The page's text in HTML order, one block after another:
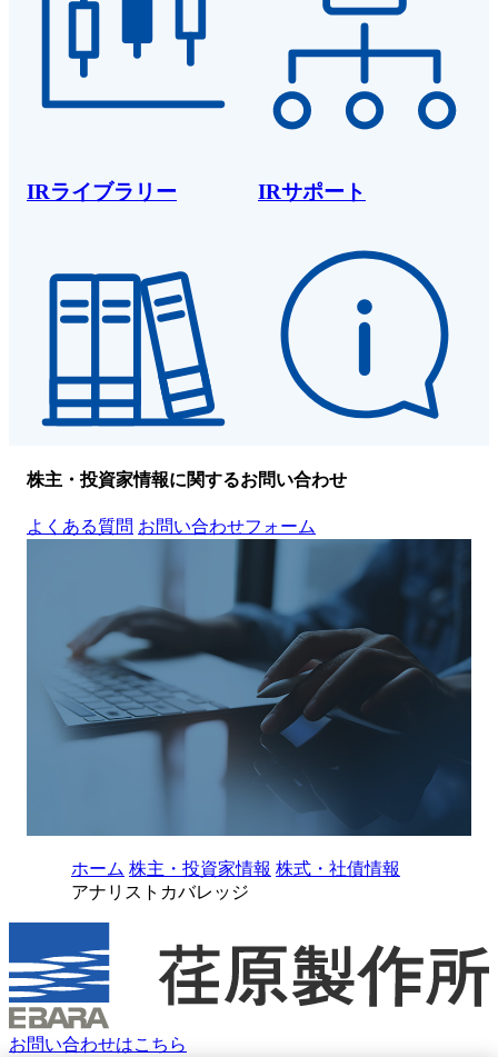
IRライブラリー IRサポート
株主・投資家情報に関するお問い合わせ
よくある質問 お問い合わせフォーム
ホーム 株主・投資家情報 株式・社債情報
アナリストカバレッジ
お問い合わせはこちら